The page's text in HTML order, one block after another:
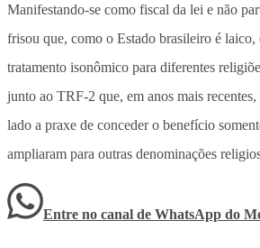
Manifestando-se como fiscal da lei e não
frisou que, como o Estado brasileiro é laico,
tratamento isonômico para diferentes
junto ao TRF-2 que, em anos mais
lado a praxe de conceder o benefício
ampliaram para outras denominações
Entre no canal de WhatsApp do